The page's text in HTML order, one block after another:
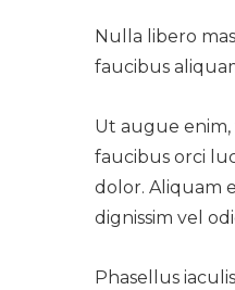
Nulla libero
faucibus
Ut augue
faucibus orci
dolor. Aliquam
dignissim vel
Phasellus